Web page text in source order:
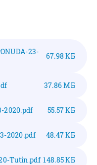
23-
67.98 КБ
37.86 МБ
2020.pdf 55.57 КБ
2020.pdf 48.47 КБ
Tutin.pdf 148.85 КБ